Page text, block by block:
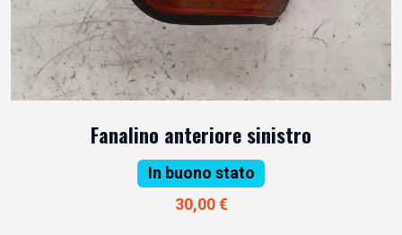
Fanalino anteriore sinistro
In buono stato
30,00 €